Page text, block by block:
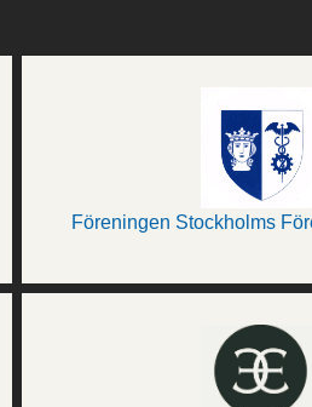
Föreningen Stockholms